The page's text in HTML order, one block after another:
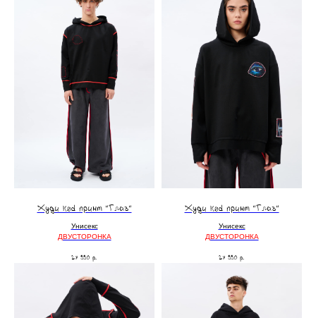
Худи kod принт “Глаз“
Унисекс
ДВУСТОРОНКА
27 990 р.
Худи kod принт “Глаз“
Унисекс
ДВУСТОРОНКА
27 990 р.